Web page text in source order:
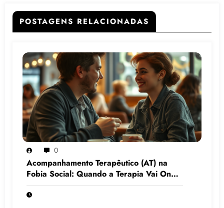
POSTAGENS RELACIONADAS
0
Acompanhamento Terapêutico (AT) na
Fobia Social: Quando a Terapia Vai Onde
o Medo Mora